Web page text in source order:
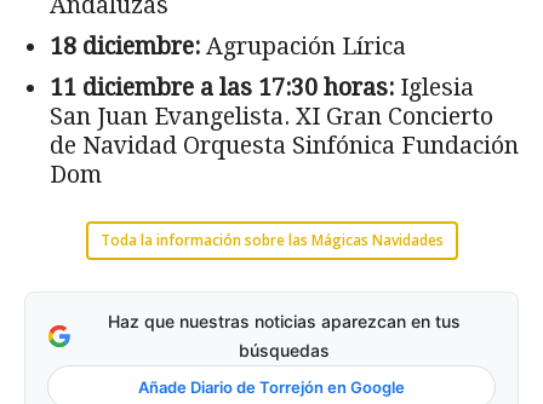
Andaluzas
18 diciembre: Agrupación Lírica
11 diciembre a las 17:30 horas: Iglesia
San Juan Evangelista. XI Gran Concierto
de Navidad Orquesta Sinfónica Fundación
Dom
Toda la información sobre las Mágicas Navidades
Haz que nuestras noticias aparezcan en tus
búsquedas
Añade Diario de Torrejón en Google